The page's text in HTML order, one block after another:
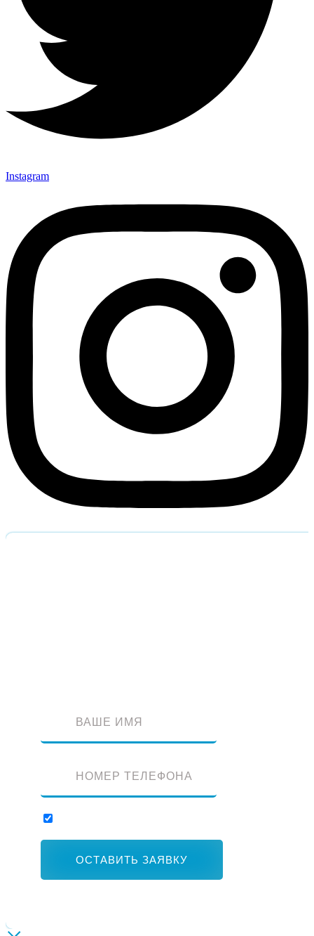
Instagram
ОСТАВИТЬ ЗАЯВКУ